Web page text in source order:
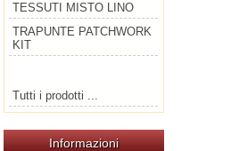
TESSUTI MISTO LINO
TRAPUNTE PATCHWORK
KIT
Tutti i prodotti ...
Informazioni